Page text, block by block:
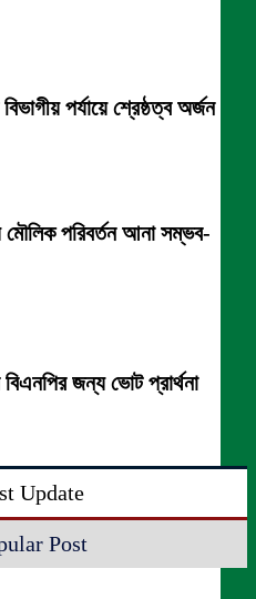
পর্যায়ে শ্রেষ্ঠত্ব অর্জন।
মৌলিক পরিবর্তন আনা সম্ভব-
জন্য ভোট প্রার্থনা
Update
Post